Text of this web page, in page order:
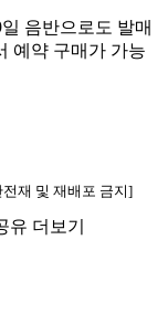
음반으로도 발매
예약 구매가 가능
재 및 재배포 금지]
유 더보기